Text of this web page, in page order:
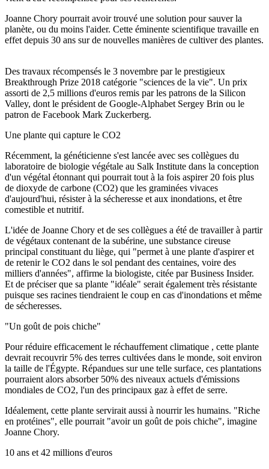
Joanne Chory pourrait avoir trouvé une solution pour sauver la
planète, ou du moins l'aider. Cette éminente scientifique travaille en
effet depuis 30 ans sur de nouvelles manières de cultiver des plantes.
Des travaux récompensés le 3 novembre par le prestigieux
Breakthrough Prize 2018 catégorie "sciences de la vie". Un prix
assorti de 2,5 millions d'euros remis par les patrons de la Silicon
Valley, dont le président de Google-Alphabet Sergey Brin ou le
patron de Facebook Mark Zuckerberg.
Une plante qui capture le CO2
Récemment, la généticienne s'est lancée avec ses collègues du
laboratoire de biologie végétale au Salk Institute dans la conception
d'un végétal étonnant qui pourrait tout à la fois aspirer 20 fois plus
de dioxyde de carbone (CO2) que les graminées vivaces
d'aujourd'hui, résister à la sécheresse et aux inondations, et être
comestible et nutritif.
L'idée de Joanne Chory et de ses collègues a été de travailler à partir
de végétaux contenant de la subérine, une substance cireuse
principal constituant du liège, qui "permet à une plante d'aspirer et
de retenir le CO2 dans le sol pendant des centaines, voire des
milliers d'années", affirme la biologiste, citée par Business Insider.
Et de préciser que sa plante "idéale" serait également très résistante
puisque ses racines tiendraient le coup en cas d'inondations et même
de sécheresses.
"Un goût de pois chiche"
Pour réduire efficacement le réchauffement climatique , cette plante
devrait recouvrir 5% des terres cultivées dans le monde, soit environ
la taille de l'Égypte. Répandues sur une telle surface, ces plantations
pourraient alors absorber 50% des niveaux actuels d'émissions
mondiales de CO2, l'un des principaux gaz à effet de serre.
Idéalement, cette plante servirait aussi à nourrir les humains. "Riche
en protéines", elle pourrait "avoir un goût de pois chiche", imagine
Joanne Chory.
10 ans et 42 millions d'euros